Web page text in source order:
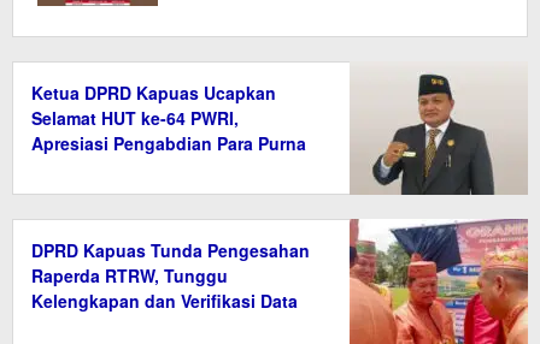
Ketua DPRD Kapuas Ucapkan
Selamat HUT ke-64 PWRI,
Apresiasi Pengabdian Para Purna
DPRD Kapuas Tunda Pengesahan
Raperda RTRW, Tunggu
Kelengkapan dan Verifikasi Data